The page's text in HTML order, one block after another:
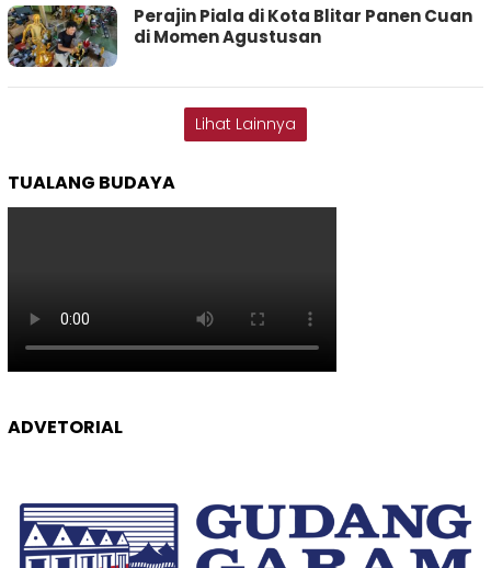
Perajin Piala di Kota Blitar Panen Cuan
di Momen Agustusan
Lihat Lainnya
TUALANG BUDAYA
ADVETORIAL